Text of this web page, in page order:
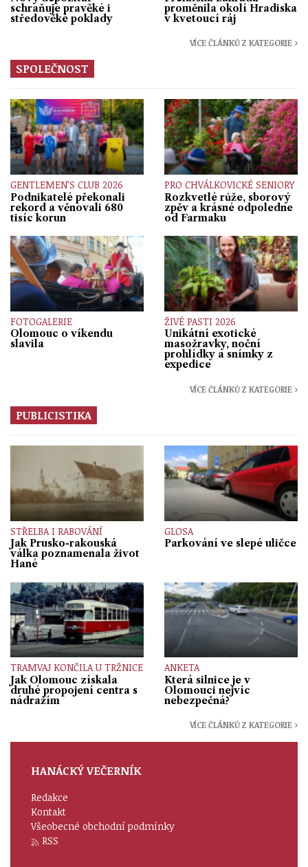
schraňuje pravěké i
středověké poklady
proměnila okolí Hradiska
v kvetoucí ráj
VÍCE ČLÁNKŮ Z KATEGORIE ›
SPOLEČNOST
GENTLEMEN’S CLUB 2026
Podnikatelé překonali
rekord a věnovali 680
tisíc korun
PRO CHVÁLKOVICKÉ SENIORY
Rozkvetlé růže, sborový
zpěv a krásné odpoledne
od Farmaku
FOTOGALERIE
Olomouc o víkendu
slavila
ŽIVÉ PASTI 2026
Unikátní exotické
masožravky, noční
prohlídky a snímky z
expedice
VÍCE ČLÁNKŮ Z KATEGORIE ›
PUBLICISTIKA
STŘELBA I RABOVÁNÍ
Jak Prusko-rakouská
válka poznamenala život
Hané
GLOSA
Parkování ve slepé uličce
TRAMVAJ KONČILA U TRŽNICE
Jak Olomouc získala
druhé propojení centra s
nádražím
ANKETA
Která silnice je v
Olomouci nejvíc
nebezpečná?
VÍCE ČLÁNKŮ Z KATEGORIE ›
HANÁCKÝ VEČERNÍK
Redakce
Kontakt
Všeobecné obchodní podmínky
RSS